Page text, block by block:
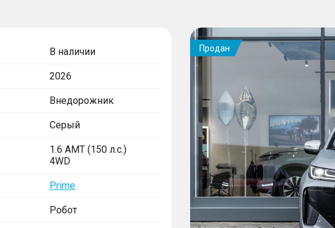
В наличии
2026
Внедорожник
Серый
1.6 AMT (150 л.с.)
4WD
Prime
Робот
Продан